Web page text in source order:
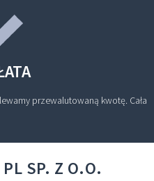
przewalutowaną kwotę. Cała
PL SP. Z O.O.